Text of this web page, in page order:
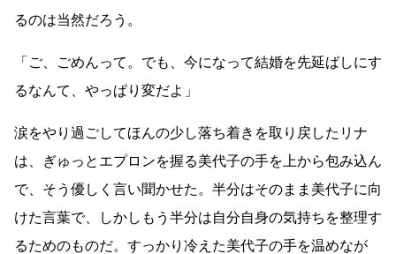
るのは当然だろう。
「ご、ごめんって。でも、今になって結婚を先延ばしにす
るなんて、やっぱり変だよ」
涙をやり過ごしてほんの少し落ち着きを取り戻したリナ
は、ぎゅっとエプロンを握る美代子の手を上から包み込ん
で、そう優しく言い聞かせた。半分はそのまま美代子に向
けた言葉で、しかしもう半分は自分自身の気持ちを整理す
るためのものだ。すっかり冷えた美代子の手を温めなが